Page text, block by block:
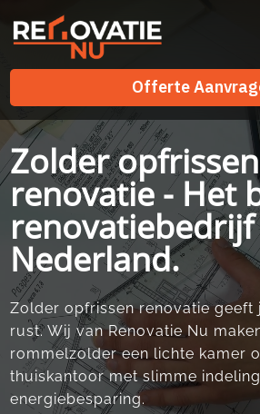
Offerte
Offerte
Zolder opfrissen
renovatie - Het
Nederland.
Zolder opfrissen renovatie geeft
rust.​ Wij van Renovatie Nu
rommelzolder een lichte kamer
thuiskantoor met slimme
energiebesparing.​